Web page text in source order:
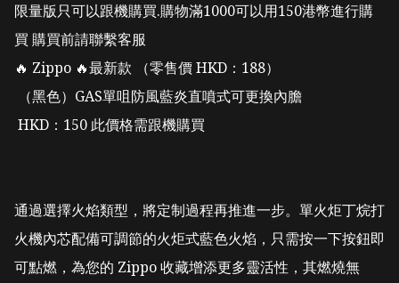
限量版只可以跟機購買.購物滿1000可以用150港幣進行購
買 購買前請聯繫客服
🔥 Zippo 🔥最新款 （零售價 HKD：188）
通過選擇火焰類型，將定制過程再推進一步。單火炬丁烷打
火機內芯配備可調節的火炬式藍色火焰，只需按一下按鈕即
可點燃，為您的 Zippo 收藏增添更多靈活性，其燃燒無